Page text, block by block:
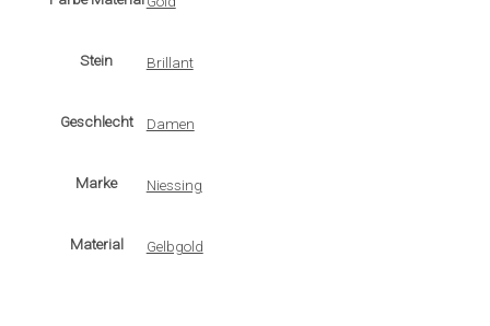
Stein Brillant
Geschlecht Damen
Marke Niessing
Material Gelbgold